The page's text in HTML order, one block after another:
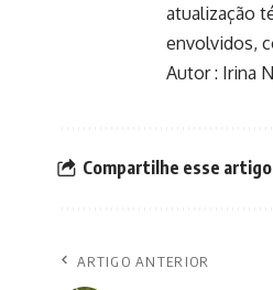
atualização
envolvidos,
Autor : Irina
Compartilhe esse artigo
ARTIGO ANTERIOR